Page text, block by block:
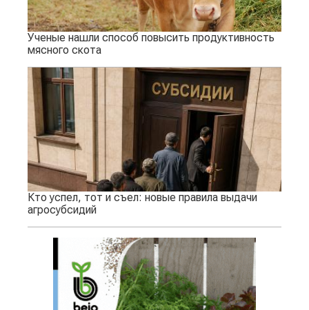
Ученые нашли способ повысить продуктивность
мясного скота
Кто успел, тот и съел: новые правила выдачи
агросубсидий